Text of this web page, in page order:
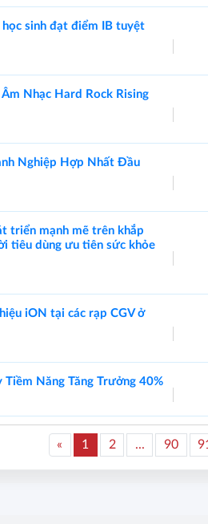
học sinh đạt điểm IB tuyệt
Nhạc Hard Rock Rising
Nghiệp Hợp Nhất Đầu
triển mạnh mẽ trên khắp
tiêu dùng ưu tiên sức khỏe
iON tại các rạp CGV ở
Tiềm Năng Tăng Trưởng 40%
« 1 2 ... 90 91